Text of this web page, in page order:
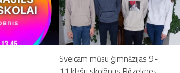
Sveicam mūsu ģimnāzijas 9.-